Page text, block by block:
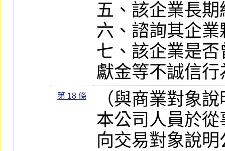
五、該企業長
六、諮詢其企
七、該企業是
獻金等不誠信
第 18 條
（與商業對象
本公司人員於
向交易對象說